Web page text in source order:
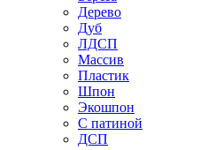
Дерево
Дуб
ЛДСП
Массив
Пластик
Шпон
Экошпон
С патиной
ДСП